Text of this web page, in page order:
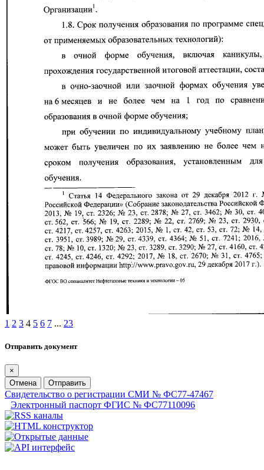
1 2 3 4 5 6 7 ... 23
Отправить документ
×
Отмена
Отправить
Свидетельство о регистрации СМИ № ФС77-47467
Электронный паспорт ФГИС № ФС77110096